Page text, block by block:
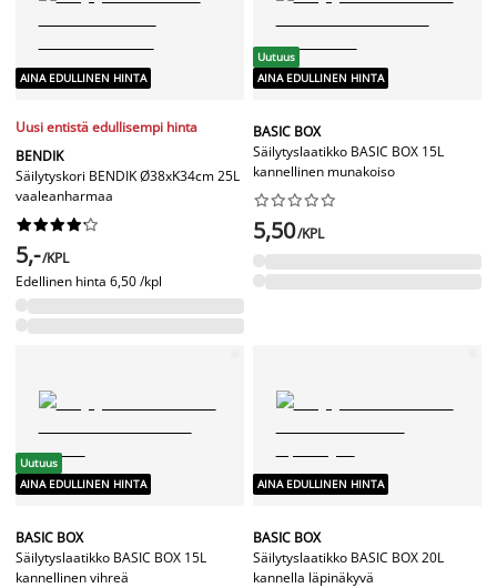
AINA EDULLINEN HINTA
Uusi entistä edullisempi hinta
BENDIK
Säilytyskori BENDIK Ø38xK34cm 25L
vaaleanharmaa






5,-/KPL
Edellinen hinta 6,50 /kpl
Uutuus
AINA EDULLINEN HINTA
BASIC BOX
Säilytyslaatikko BASIC BOX 15L
kannellinen munakoiso






5,50/KPL
Uutuus
AINA EDULLINEN HINTA
BASIC BOX
Säilytyslaatikko BASIC BOX 15L
kannellinen vihreä
AINA EDULLINEN HINTA
BASIC BOX
Säilytyslaatikko BASIC BOX 20L
kannella läpinäkyvä